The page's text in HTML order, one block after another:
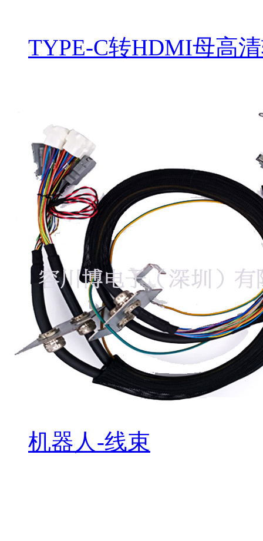
TYPE-C转HDMI母高
机器人-线束